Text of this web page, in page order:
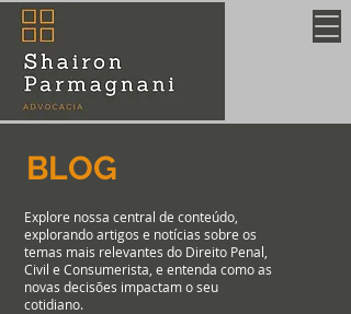
BLOG
Explore nossa central de conteúdo,
explorando artigos e notícias sobre os
temas mais relevantes do Direito Penal,
Civil e Consumerista, e entenda como as
novas decisões impactam o seu
cotidiano.